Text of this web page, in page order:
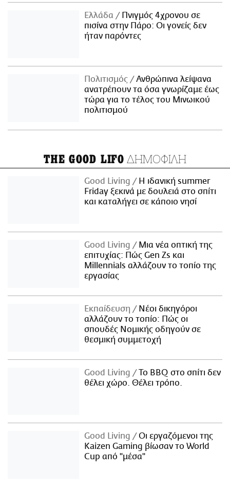
Ελλάδα
Πνιγμός 4χρονου σε
πισίνα στην Πάρο: Οι γονείς δεν
ήταν παρόντες
Πολιτισμός
Ανθρώπινα λείψανα
ανατρέπουν τα όσα γνωρίζαμε έως
τώρα για το τέλος του Μινωικού
πολιτισμού
THE GOOD LIFO ΔΗΜΟΦΙΛΗ
Good Living
Η ιδανική summer
Friday ξεκινά με δουλειά στο σπίτι
και καταλήγει σε κάποιο νησί
Good Living
Μια νέα οπτική της
επιτυχίας: Πώς Gen Zs και
Millennials αλλάζουν το τοπίο της
εργασίας
Εκπαίδευση
Νέοι δικηγόροι
αλλάζουν το τοπίο: Πώς οι
σπουδές Νομικής οδηγούν σε
θεσμική συμμετοχή
Good Living
Το BBQ στο σπίτι δεν
θέλει χώρο. Θέλει τρόπο.
Good Living
Οι εργαζόμενοι της
Kaizen Gaming βίωσαν το World
Cup από "μέσα"